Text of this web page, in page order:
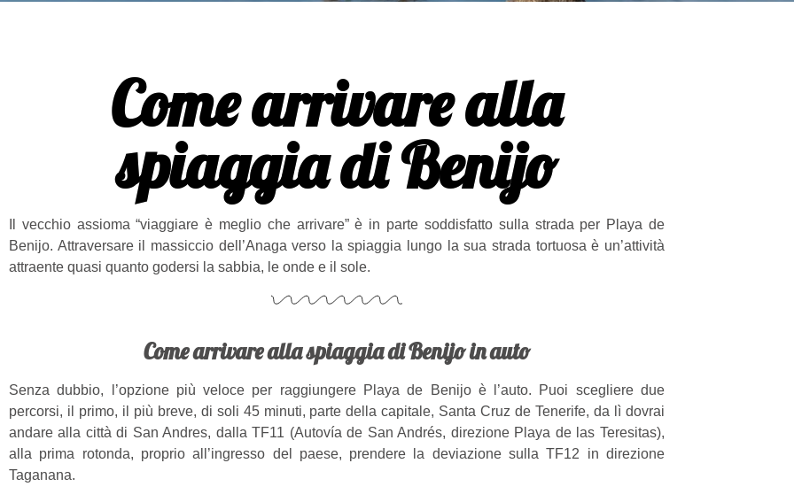
Come arrivare alla
spiaggia di Benijo
Il vecchio assioma “viaggiare è meglio che arrivare” è in parte soddisfatto sulla strada per Playa de
Benijo. Attraversare il massiccio dell’Anaga verso la spiaggia lungo la sua strada tortuosa è un’attività
attraente quasi quanto godersi la sabbia, le onde e il sole.
Come arrivare alla spiaggia di Benijo in auto
Senza dubbio, l’opzione più veloce per raggiungere Playa de Benijo è l’auto. Puoi scegliere due
percorsi, il primo, il più breve, di soli 45 minuti, parte della capitale, Santa Cruz de Tenerife, da lì dovrai
andare alla città di San Andres, dalla TF11 (Autovía de San Andrés, direzione Playa de las Teresitas),
alla prima rotonda, proprio all’ingresso del paese, prendere la deviazione sulla TF12 in direzione
Taganana.